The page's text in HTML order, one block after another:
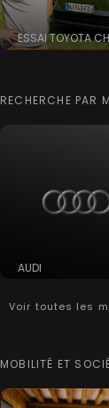
ESSAI TOYOTA
RECHERCHE PAR
AUDI
Voir toutes les
MOBILITÉ ET